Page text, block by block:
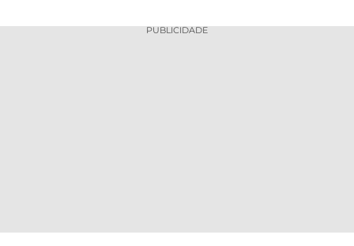
MELHORES
2026
GRÊMIO
LEAGUE
PUBLICIDADE